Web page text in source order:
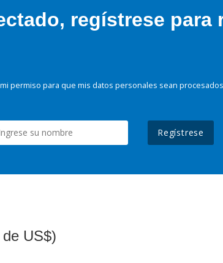
regístrese para
permiso para que mis datos personales sean
Regístrese
US$)